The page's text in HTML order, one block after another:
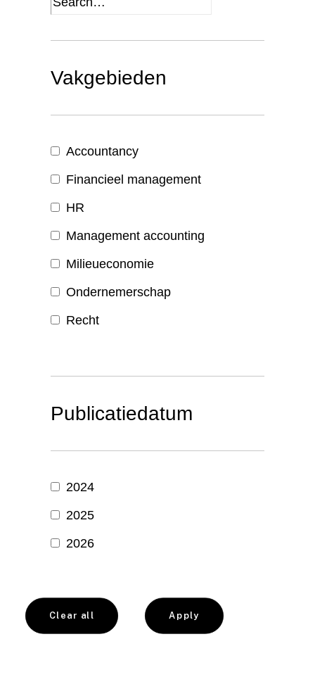
Vakgebieden
Accountancy
Financieel management
HR
Management accounting
Milieueconomie
Ondernemerschap
Recht
Publicatiedatum
2024
2025
2026
Clear all Apply